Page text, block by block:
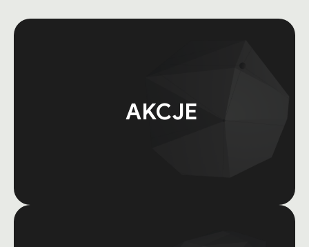
AKCJE